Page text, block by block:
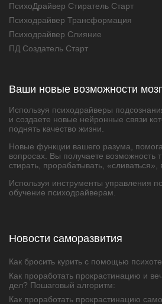
ПсихоДрайвер Стиратель Старт
Психодрайвер Трансформация
Психодрайвер Слияние
ПД Создатель Старт
Ваши новые возможности
Используя психодрайверы
и создаете новые нейронные связи
поднять качество жизни.
Новые функции вашего разума,
вопросах. Вы получаете возможность
стирать, прорабатывать, «сливаться»,
Используя инструменты управления
обучение психодрайверам.
Новости саморазвития
Как бросить курить с помощью
Как проработать прокрастинацию и
дел? Пошаговый алгоритм:
Как проработать прокрастинацию